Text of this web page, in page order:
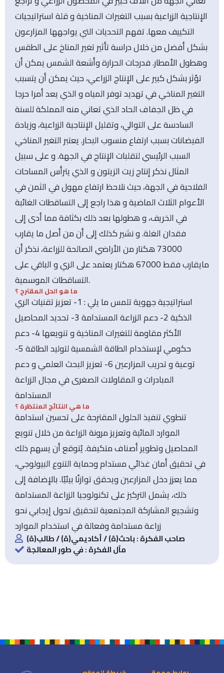
الإنتاجية الزراعية بسبب التغيرات المناخية و قلة استراتيجيات
التكييف معها. تفهم التحديات التي يواجهها المزارعون
بشكل أفضل من خلال دراسة تأثير تغير المناخ على الطقس
وهطول الأمطار. فدرجات الحرارة وأشعة الشمس يمكن أن
تؤثر بشكل كبير على الإنتاج الزراعي، حيث يمكن أن يتسبب
التغير المناخي في تهديد توفر المياه و الذي يعد أمرا حرجا
في ظل الجفاف الحاد الذي تعاني منه المملكة للسنة
السادسة على التوالي، وتقليل الإنتاجية الزراعية، وزيادة
الفيضانات بسبب ارتفاع منسوب البحار. يعتبر التغير المناخي
السبب الرئيسي لتقلبات الإنتاج في الجهة. و على سبيل
المثال نذكر إنتاج زيت الزيتون و الذي يترأس المساحات
الفلاحية في الجهة، حيث نلاحظ ارتفاع مهول في الثمن في
الأعوام الثلاث الماضية و هذا راجع إلى التساقطات الغائبة
في الخريف، و هطولها بعد ذلك بكثافة مما أدى إلى
فقدان الغلة. و نشير كذلك إلى أن من أصل ما يقارب
73000 هكتار من الأراضي الصالحة للزراعة، نذكر أن
مايقارب فقط 67000 هكتار يعتمد على الري و الباقي على
التساقطات الموسمية.
ما هو الحل المقترح ؟
استراتيجية جهوية تلمس ما يلي : 1- تعزيز تقنيات الري
الذكية 2- دعم الزراعة المستدامة 3- تحديد المحاصيل
الأكثر مقاومة للتغيرات المناخية و تنويعها 4- دعم
حكومي لإستخدام الطاقة الشمسية لتوليد الطاقة 5-
توعية و تدريب المزارعين 6- تعزيز البحث العلمي و دعم
المبادرات و المقاولات الصغرى في مجال الزراعة
المستدامة
ما هي النتائج المنتظرة ؟
تنطوي تنفيذ الحلول المقترحة على تحسين استدامة
الموارد المائية وتعزيز مرونة الزراعة من خلال تنويع
المحاصيل وتطوير أصناف متكيفة. يُتوقع أن يسهم ذلك
في تحقيق أمان غذائي مستدام وحماية التنوع البيولوجي،
مما يعزز دخل المزارعين ويحقق توازنًا بيئيًا. بالإضافة إلى
ذلك، يشمل التركيز على تكنولوجيا الزراعة المستدامة
وتشجيع المشاركة المجتمعية لتحقيق تحول إيجابي نحو
زراعة مستدامة وفعالة في استخدام الموارد
صاحب الفكرة : باحث(ة) / أكاديمي(ة) / طالب(ة)
مآل الفكرة : في طور المعالجة